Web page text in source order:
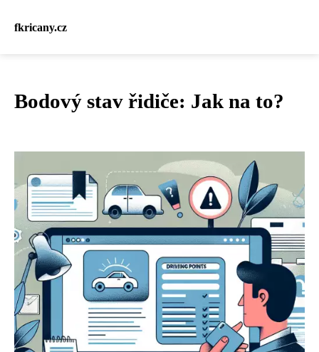
fkricany.cz
Bodový stav řidiče: Jak na to?